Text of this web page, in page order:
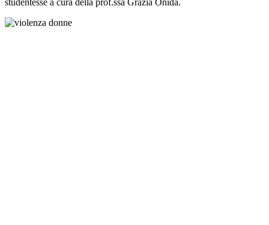
studentesse a cura della prof.ssa Grazia Onida.